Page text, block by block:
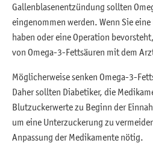
Gallenblasenentzündung sollten
eingenommen werden. Wenn Sie
haben oder eine Operation
von Omega-3-Fettsäuren mit dem
Möglicherweise senken Omega-3-
Daher sollten Diabetiker, die
Blutzuckerwerte zu Beginn der
um eine Unterzuckerung zu
Anpassung der Medikamente nötig.